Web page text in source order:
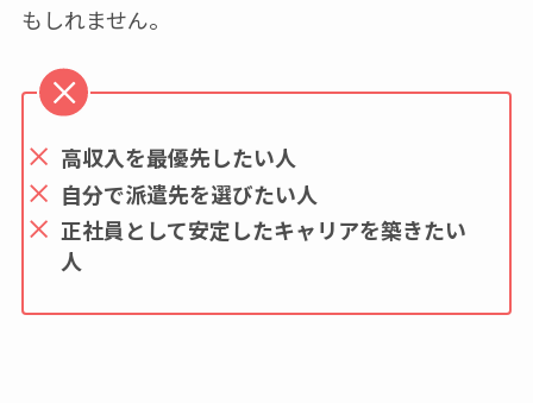
もしれません。
高収入を最優先したい人
自分で派遣先を選びたい人
正社員として安定したキャリアを築きたい
人